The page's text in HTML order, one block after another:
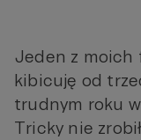
Jeden z moich
kibicuję od
trudnym roku
Tricky nie